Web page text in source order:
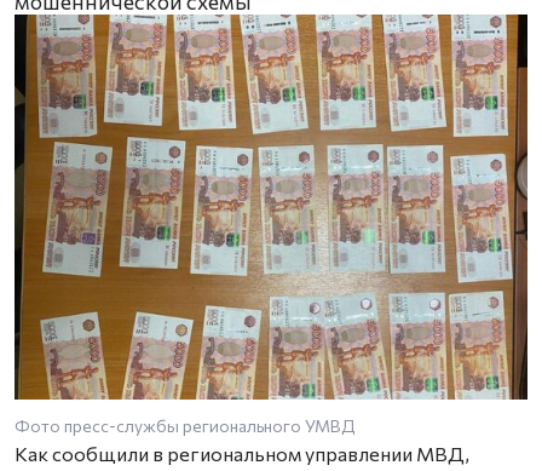
Фото пресс-службы регионального УМВД
Как сообщили в региональном управлении МВД,